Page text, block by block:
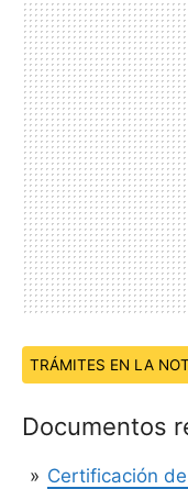
Temas:
TRÁMITES EN LA
Documentos
Certificación